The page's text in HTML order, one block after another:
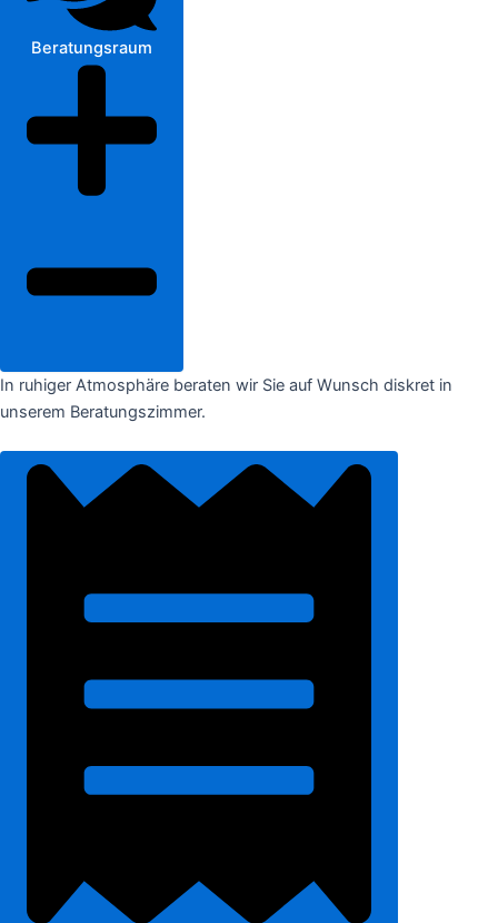
Beratungsraum
In ruhiger Atmosphäre beraten wir Sie auf Wunsch diskret in
unserem Beratungszimmer.